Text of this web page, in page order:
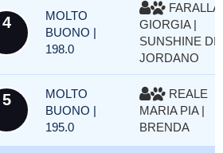
4
MOLTO
BUONO |
198.0
FARALLA
GIORGIA |
SUNSHINE DI
JORDANO
5
MOLTO
BUONO |
195.0
REALE
MARIA PIA |
BRENDA